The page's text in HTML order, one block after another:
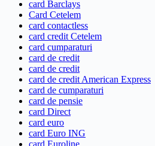
card Barclays
Card Cetelem
card contactless
card credit Cetelem
card cumparaturi
card de credit
card de credit
card de credit American Express
card de cumparaturi
card de pensie
card Direct
card euro
card Euro ING